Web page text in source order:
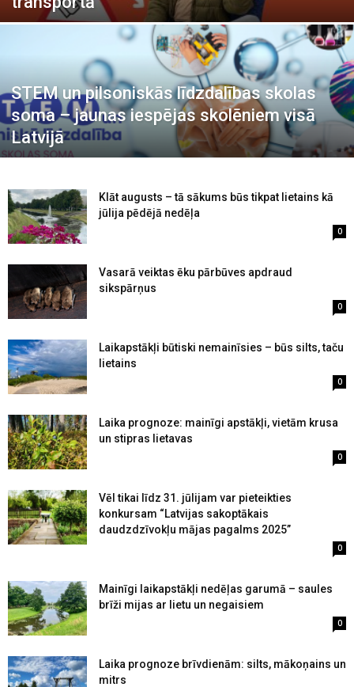
STEM un pilsoniskās līdzdalības skolas
soma – jaunas iespējas skolēniem visā
Latvijā
Klāt augusts – tā sākums būs tikpat lietains kā
jūlija pēdējā nedēļa
0
Vasarā veiktas ēku pārbūves apdraud
sikspārņus
0
Laikapstākļi būtiski nemainīsies – būs silts, taču
lietains
0
Laika prognoze: mainīgi apstākļi, vietām krusa
un stipras lietavas
0
Vēl tikai līdz 31. jūlijam var pieteikties
konkursam “Latvijas sakoptākais
daudzdzīvokļu mājas pagalms 2025”
0
Mainīgi laikapstākļi nedēļas garumā – saules
brīži mijas ar lietu un negaisiem
0
Laika prognoze brīvdienām: silts, mākoņains un
mitrs